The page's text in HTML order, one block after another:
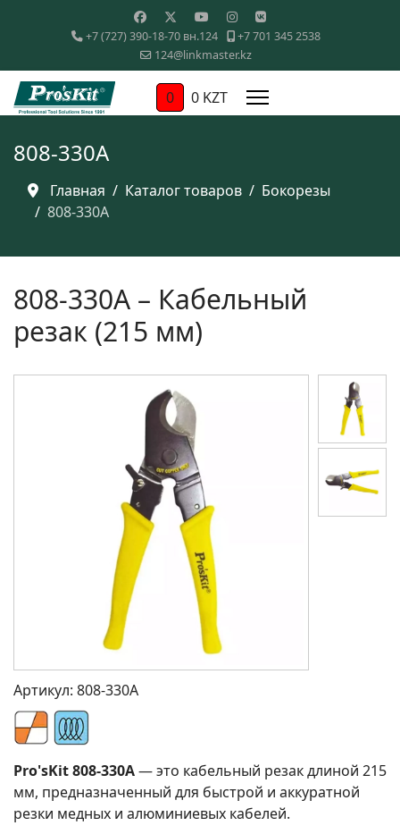
+7 (727) 390-18-70 вн.124
+7 701 345 2538
124@linkmaster.kz
0 0 KZT
808-330A
Главная Каталог товаров
Бокорезы
808-330A
808-330A – Кабельный
резак (215 мм)
Артикул: 808-330A
Pro'sKit 808-330A— это кабельный резак длиной 215
мм, предназначенный для быстрой и аккуратной
резки медных и алюминиевых кабелей.